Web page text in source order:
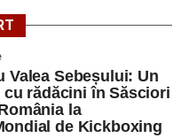
Gheorghe Gheorghiuși
Stadionul Pielarul: Cupa
, ediția I (Under 9 și
Valea Sebeșului: Un
cu rădăcini în Săsciori
la
de Kickboxing